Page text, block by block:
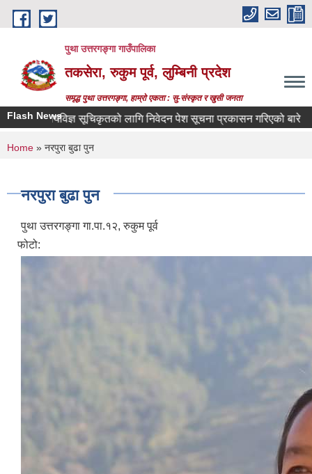
Skip to main content
पुथा उत्तरगङ्गा गाउँपालिका
तकसेरा, रुकुम पूर्व, लुम्बिनी प्रदेश
समृद्ध पुथा उत्तरगङ्गा, हाम्रो एकता : सु-संस्कृत र खुसी जनता
Flash News
विषयविज्ञ सूचिकृतको लागि निवेदन पेश सूचना प्रकासन गरिएको बारे
You are here
Home » नरपुरा बुढा पुन
नरपुरा बुढा पुन
पुथा उत्तरगङ्गा गा.पा.१२, रुकुम पूर्व
फोटो: